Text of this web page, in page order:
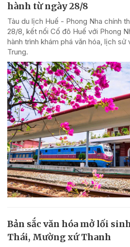
hành từ ngày 28/8
Tàu du lịch Huế - Phong Nha chính
28/8, kết nối Cố đô Huế với Phong
hành trình khám phá văn hóa, lịch sử
Trung.
Bản sắc văn hóa mở lối
Thái, Mường xứ Thanh